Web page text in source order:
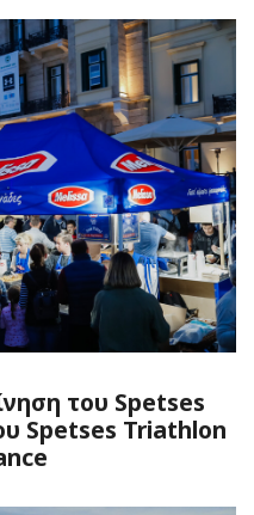
του Spetses
Spetses Triathlon